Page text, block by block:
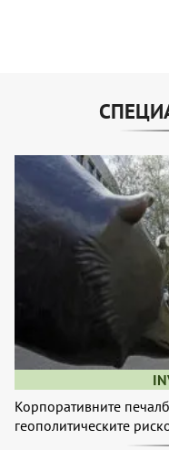
Корпоративните
геополитическите